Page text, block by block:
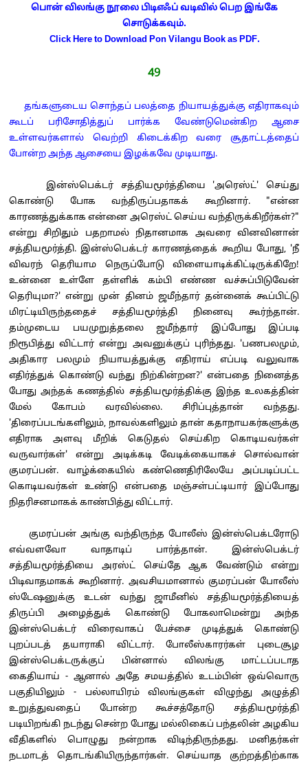
பொன் விலங்கு நூலை பிடிஎஃப் வடிவில் பெற இங்கே
சொடுக்கவும்.
Click Here to Download Pon Vilangu Book as PDF.
49
தங்களுடைய சொந்தப் பலத்தை நியாயத்துக்கு எதிராகவும்
கூடப் பரிசோதித்துப் பார்க்க வேண்டுமென்கிற ஆசை
உள்ளவர்களால் வெற்றி கிடைக்கிற வரை சூதாட்டத்தைப்
போன்ற அந்த ஆசையை இழக்கவே முடியாது.
இன்ஸ்பெக்டர் சத்தியமூர்த்தியை 'அரெஸ்ட்' செய்து
கொண்டு போக வந்திருப்பதாகக் கூறினார். "என்ன
காரணத்துக்காக என்னை அரெஸ்ட் செய்ய வந்திருக்கிறீர்கள்?"
என்று சிறிதும் பதறாமல் நிதானமாக அவரை வினவினான்
சத்தியமூர்த்தி. இன்ஸ்பெக்டர் காரணத்தைக் கூறிய போது, 'நீ
விவரந் தெரியாம நெருப்போடு விளையாடிக்கிட்டிருக்கிறே!
உன்னை உள்ளே தள்ளிக் கம்பி எண்ண வச்சுப்பிடுவேன்
தெரியுமா?' என்று முன் தினம் ஜமீந்தார் தன்னைக் கூப்பிட்டு
மிரட்டியிருந்ததைச் சத்தியமூர்த்தி நினைவு கூர்ந்தான்.
தம்முடைய பயமுறுத்தலை ஜமீந்தார் இப்போது இப்படி
நிரூபித்து விட்டார் என்று அவனுக்குப் புரிந்தது. 'பணபலமும்,
அதிகார பலமும் நியாயத்துக்கு எதிராய் எப்படி வலுவாக
எதிர்த்துக் கொண்டு வந்து நிற்கின்றன?' என்பதை நினைத்த
போது அந்தக் கணத்தில் சத்தியமூர்த்திக்கு இந்த உலகத்தின்
மேல் கோபம் வரவில்லை. சிரிப்புத்தான் வந்தது.
'திரைப்படங்களிலும், நாவல்களிலும் தான் கதாநாயகர்களுக்கு
எதிராக அளவு மீறிக் கெடுதல் செய்கிற கொடியவர்கள்
வருவார்கள்' என்று அடிக்கடி வேடிக்கையாகச் சொல்வான்
குமரப்பன். வாழ்க்கையில் கண்ணெதிரிலேயே அப்படிப்பட்ட
கொடியவர்கள் உண்டு என்பதை மஞ்சள்பட்டியார் இப்போது
நிதரிசனமாகக் காண்பித்து விட்டார்.
குமரப்பன் அங்கு வந்திருந்த போலீஸ் இன்ஸ்பெக்டரோடு
எவ்வளவோ வாதாடிப் பார்த்தான். இன்ஸ்பெக்டர்
சத்தியமூர்த்தியை அரஸ்ட் செய்தே ஆக வேண்டும் என்று
பிடிவாதமாகக் கூறினார். அவசியமானால் குமரப்பன் போலீஸ்
ஸ்டேஷனுக்கு உடன் வந்து ஜாமீனில் சத்தியமூர்த்தியைத்
திருப்பி அழைத்துக் கொண்டு போகலாமென்று அந்த
இன்ஸ்பெக்டர் விரைவாகப் பேச்சை முடித்துக் கொண்டு
புறப்படத் தயாராகி விட்டார். போலீஸ்காரர்கள் புடைசூழ
இன்ஸ்பெக்டருக்குப் பின்னால் விலங்கு மாட்டப்படாத
கைதியாய் - ஆனால் அதே சமயத்தில் உடம்பின் ஒவ்வொரு
பகுதியிலும் - பல்லாயிரம் விலங்குகள் விழுந்து அழுத்தி
உறுத்துவதைப் போன்ற கூச்சத்தோடு சத்தியமூர்த்தி
படியிறங்கி நடந்து சென்ற போது மல்லிகைப் பந்தலின் அழகிய
வீதிகளில் பொழுது நன்றாக விடிந்திருந்தது. மனிதர்கள்
நடமாடத் தொடங்கியிருந்தார்கள். செய்யாத குற்றத்திற்காக